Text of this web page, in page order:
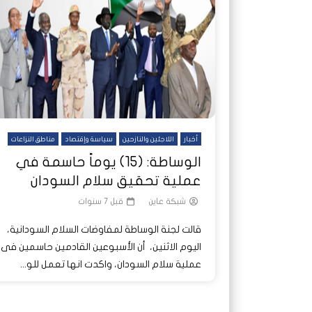
شاهد
عملتان وتطبيق مصرفي واحد.. كيف
تشظى النظام المصرفي في حرب
السودان؟
تصدر
ديون
شاهد
عملتان وتطبيق مصرفي واحد.. كيف
تشظى النظام المصرفي في حرب
السودان؟
هجمات
على
أخبار اللاجئين والنازحين سياسة وإقتصاد مناطق النزاعات
الوساطة: (15) يوماً حاسمة في
عملية تحقيق سلام السودان
شبكة عاين قبل 7 سنوات
قالت لجنة الوساطة لمفاوضات السلام السودانية،
اليوم الاثنين، أن الأسبوعين القادمين حاسمين فى
عملية سلام السودان، واكدت انها تعمل للو...